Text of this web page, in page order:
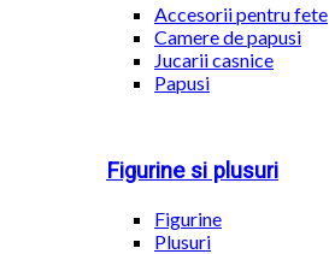
Accesorii pentru fete
Camere de papusi
Jucarii casnice
Papusi
Figurine si plusuri
Figurine
Plusuri